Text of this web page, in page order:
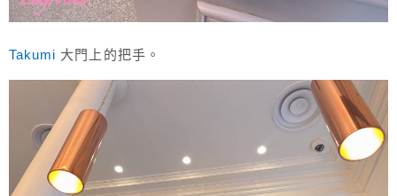
Takumi 大門上的把手。